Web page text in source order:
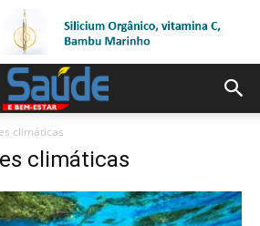
climáticas
climáticas